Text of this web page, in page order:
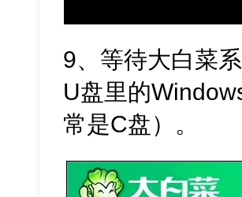
9、等待大白菜
U盘里的
常是C盘）。